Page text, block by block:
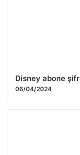
Disney abone
06/04/2024